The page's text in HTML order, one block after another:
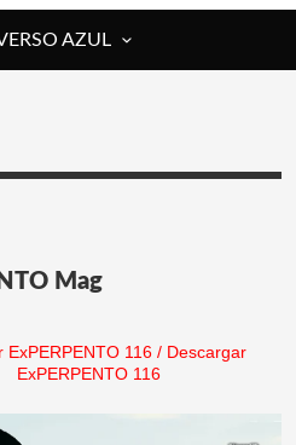
AZUL
Mag
ExPERPENTO 116 / Descargar
ExPERPENTO 116